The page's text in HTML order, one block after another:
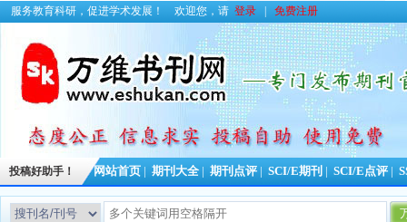
服务教育科研，促进学术发展！ 欢迎您，请 登录 免费注册
投稿好助手！ 网站首页 期刊大全 期刊点评 SCI/E期刊 SCI/E点评
今日更